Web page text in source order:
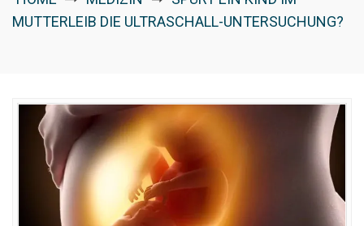
MUTTERLEIB DIE ULTRASCHALL-UNTERSUCHUNG?